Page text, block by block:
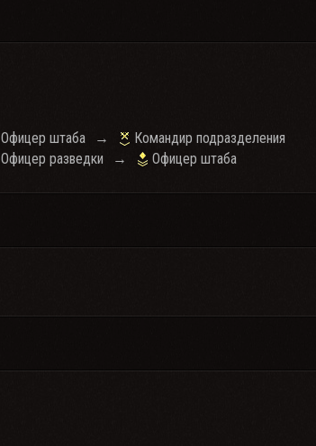
Офицер штаба →
Командир подразделения
Офицер разведки → Офицер штаба